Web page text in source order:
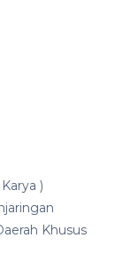
)
Khusus